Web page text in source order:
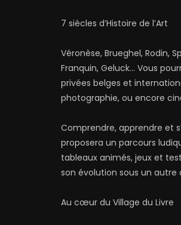
7 siècles d’Histoire de l’Art
Véronèse, Brueghel, Rodin,
Franquin, Geluck… Vous
privées belges et
photographie, ou encore
Comprendre, apprendre et
proposera un parcours
tableaux animés, jeux et
son évolution sous un
Au cœur du Village du Livre